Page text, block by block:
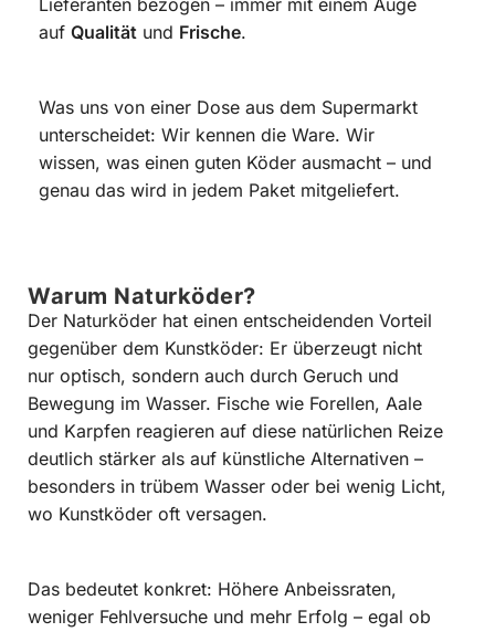
Lieferanten bezogen – immer mit einem Auge
auf Qualität und Frische.
Was uns von einer Dose aus dem Supermarkt
unterscheidet: Wir kennen die Ware. Wir
wissen, was einen guten Köder ausmacht – und
genau das wird in jedem Paket mitgeliefert.
Warum Naturköder?
Der Naturköder hat einen entscheidenden Vorteil
gegenüber dem Kunstköder: Er überzeugt nicht
nur optisch, sondern auch durch Geruch und
Bewegung im Wasser. Fische wie Forellen, Aale
und Karpfen reagieren auf diese natürlichen Reize
deutlich stärker als auf künstliche Alternativen –
besonders in trübem Wasser oder bei wenig Licht,
wo Kunstköder oft versagen.
Das bedeutet konkret: Höhere Anbeissraten,
weniger Fehlversuche und mehr Erfolg – egal ob